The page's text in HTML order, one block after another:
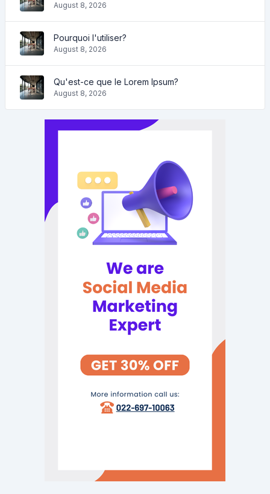
August 8, 2026
Pourquoi l'utiliser?
August 8, 2026
Qu'est-ce que le Lorem Ipsum?
August 8, 2026